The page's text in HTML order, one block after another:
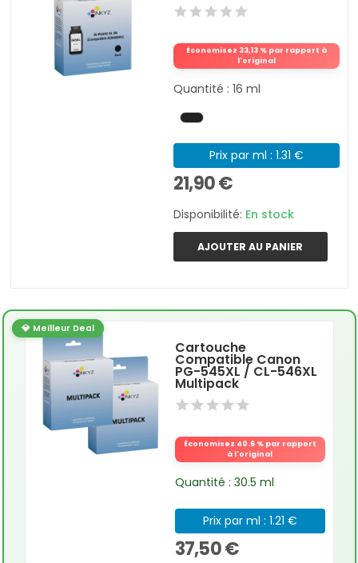
Économisez 33,13 % par rapport à
l'original
Quantité : 16 ml
Prix par ml : 1.31 €
21,90 €
Disponibilité: En stock
AJOUTER AU PANIER
💎 Meilleur Deal
Cartouche
Compatible Canon
PG-545XL / CL-546XL
Multipack
Économisez 40.6 % par rapport
à l'original
Quantité : 30.5 ml
Prix par ml : 1.21 €
37,50 €